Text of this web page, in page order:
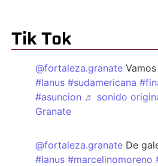
Tik Tok
@fortaleza.granate
#lanus #sudamericana
#asuncion ♬ sonido
Granate
@fortaleza.granate De
#lanus #marcelinomoreno